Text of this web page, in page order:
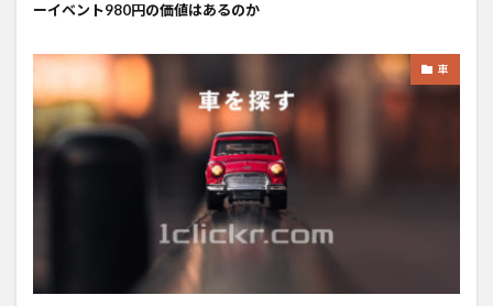
ーイベント980円の価値はあるのか
車